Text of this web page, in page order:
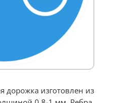
дорожка изготовлен из